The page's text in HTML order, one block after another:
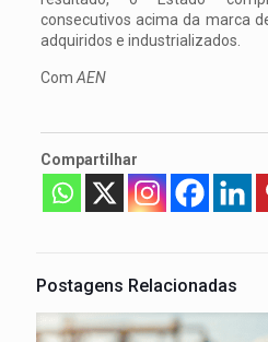
consecutivos acima da marca
adquiridos e industrializados.
Com AEN
Compartilhar
Postagens Relacionadas